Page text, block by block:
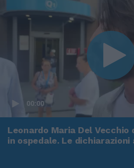
00:00
Leonardo Maria Del Vecchio
in ospedale. Le